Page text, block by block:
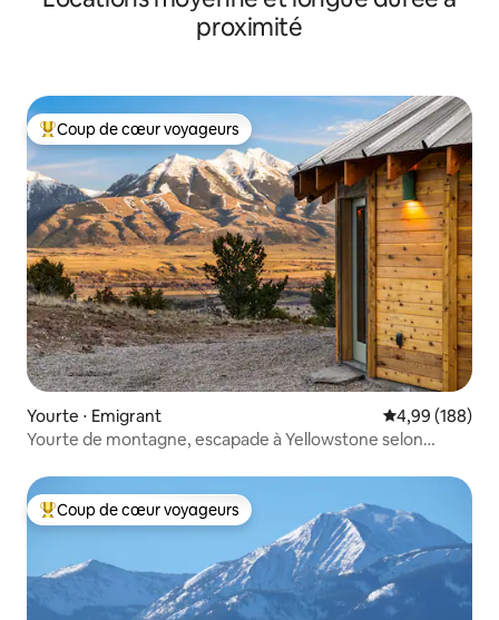
proximité
Coups de cœur voyageurs les plus appréciés
Coup de cœur voyageurs
Yourte ⋅ Emigrant Évaluation
4,99 (188)
Yourte de montagne, escapade à Yellowstone selon
Coups de cœur voyageurs les plus appréciés
Coup de cœur voyageurs